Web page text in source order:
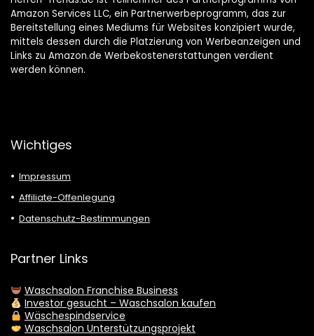
Amazon Services LLC, ein Partnerwerbeprogramm, das zur
Bereitstellung eines Mediums für Websites konzipiert wurde,
mittels dessen durch die Platzierung von Werbeanzeigen und
Links zu Amazon.de Werbekostenerstattungen verdient
werden können.
Wichtiges
Impressum
Affiliate-Offenlegung
Datenschutz-Bestimmungen
Partner Links
Waschsalon Franchise Business
Investor gesucht – Waschsalon kaufen
Wäschespindservice
Waschsalon Unterstützungsprojekt